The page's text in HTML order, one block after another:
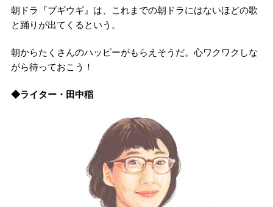
朝ドラ『ブギウギ』は、これまでの朝ドラにはないほどの歌
と踊りが出てくるという。
朝からたくさんのハッピーがもらえそうだ。心ワクワクしな
がら待っておこう！
◆ライター・田中稲